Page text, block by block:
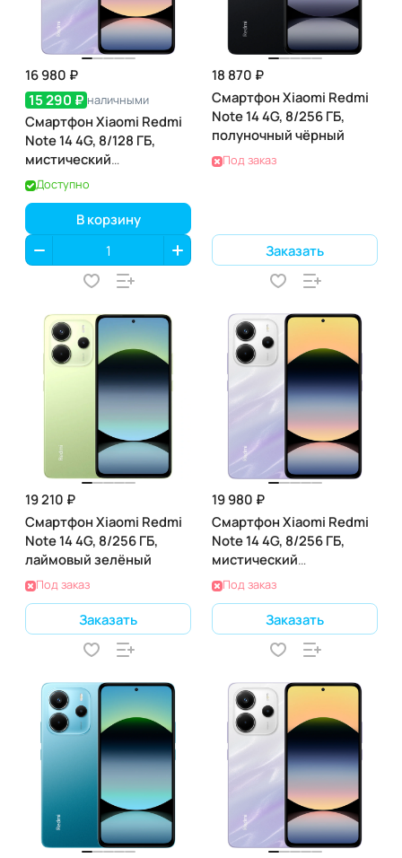
16 980 ₽
15 290 ₽ наличными
Смартфон Xiaomi Redmi
Note 14 4G, 8/128 ГБ,
мистический
фиолетовый
Доступно
В корзину
18 870 ₽
Смартфон Xiaomi Redmi
Note 14 4G, 8/256 ГБ,
полуночный чёрный
Под заказ
Заказать
19 210 ₽
Смартфон Xiaomi Redmi
Note 14 4G, 8/256 ГБ,
лаймовый зелёный
Под заказ
Заказать
19 980 ₽
Смартфон Xiaomi Redmi
Note 14 4G, 8/256 ГБ,
мистический
фиолетовый
Под заказ
Заказать